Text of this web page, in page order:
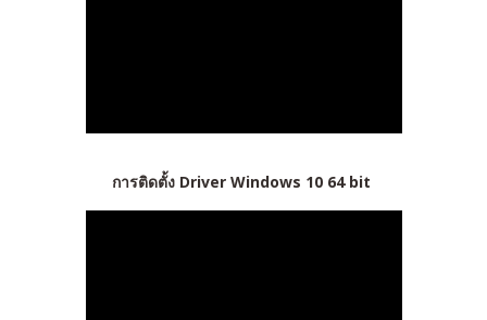
การติดตั้ง Driver Windows 10 64 bit